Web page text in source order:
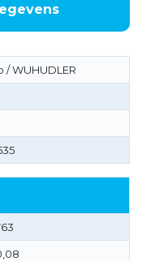
/ WUHUDLER